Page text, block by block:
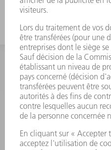
Foire aux
Termes
01 48
Lun - Jeu